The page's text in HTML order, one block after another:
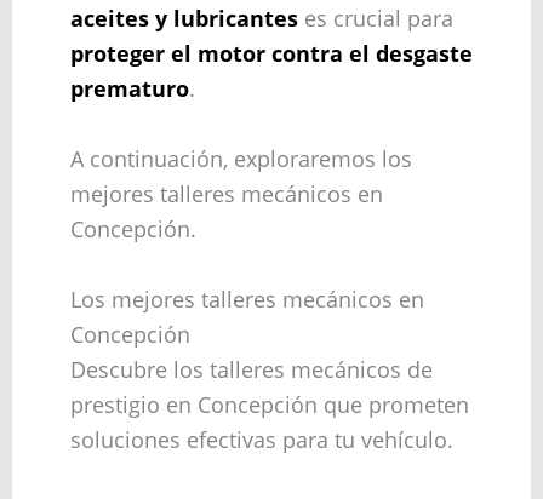
aceites y lubricanteses crucial para
proteger el motor contra el desgaste
prematuro.
A continuación, exploraremos los
mejores talleres mecánicos en
Concepción.
Los mejores talleres mecánicos en
Concepción
Descubre los talleres mecánicos de
prestigio en Concepción que prometen
soluciones efectivas para tu vehículo.